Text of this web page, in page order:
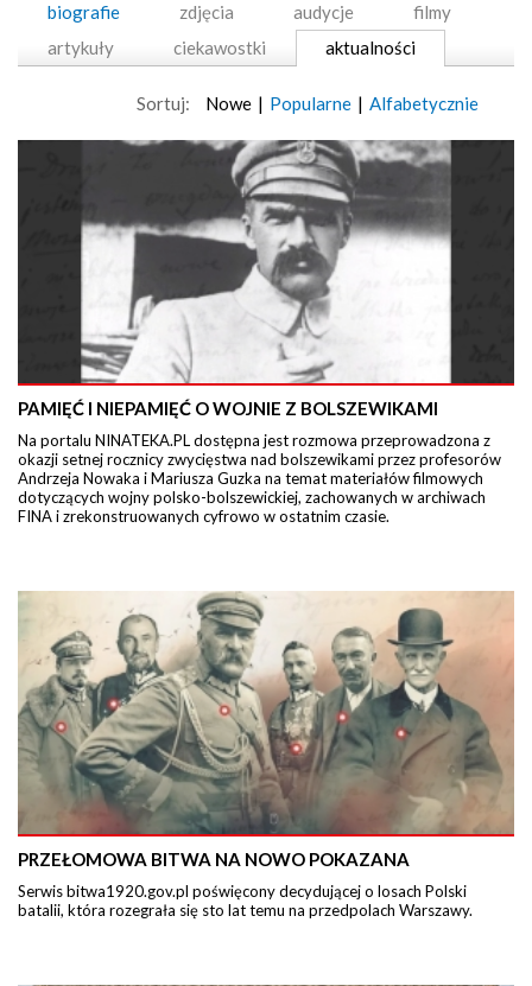
biografie zdjęcia audycje
filmy
artykuły
ciekawostki aktualności
Sortuj: Nowe | Popularne | Alfabetycznie
PAMIĘĆ I NIEPAMIĘĆ O WOJNIE Z BOLSZEWIKAMI
Na portalu NINATEKA.PL dostępna jest rozmowa przeprowadzona z
okazji setnej rocznicy zwycięstwa nad bolszewikami przez profesorów
Andrzeja Nowaka i Mariusza Guzka na temat materiałów filmowych
dotyczących wojny polsko-bolszewickiej, zachowanych w archiwach
FINA i zrekonstruowanych cyfrowo w ostatnim czasie.
PRZEŁOMOWA BITWA NA NOWO POKAZANA
Serwis bitwa1920.gov.pl poświęcony decydującej o losach Polski
batalii, która rozegrała się sto lat temu na przedpolach Warszawy.